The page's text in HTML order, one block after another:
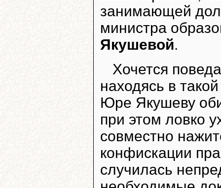
занимающей
министра
Якушевой.
Хочется
находясь в
Юре Якушеву
при этом ловко
совместно
конфискации
случилась